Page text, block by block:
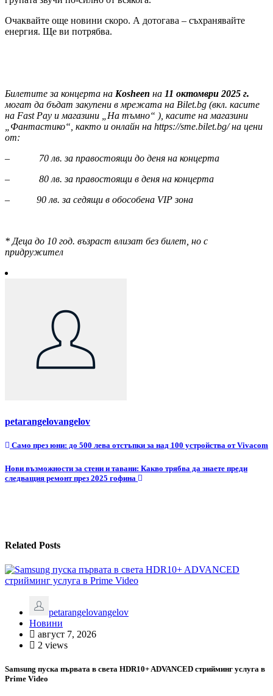
Очаквайте още новини скоро. А дотогава – съхранявайте
енергия. Ще ви потрябва.
Билетите за концерта на Kosheen на 11 октомври 2025 г.
могат да бъдат закупени в мрежата на Bilet.bg (вкл. касите
на Fast Pay и магазини „На тъмно“ ), касите на магазини
„Фантастико“, както и онлайн на https://sme.bilet.bg/ на цени
от:
– 70 лв. за правостоящи до деня на концерта
– 80 лв. за правостоящи в деня на концерта
– 90 лв.за седящи в обособена VIPзона
* Деца до 10 год. възраст влизат без билет, но с
придружител
petarangelovangelov
Навигация
Само през юни: до 500 лева отстъпки за над 100 устройства от Vivacom
Нови възможности за стени и тавани: Какво трябва да знаете преди
следващия ремонт през 2025 гофина
Related Posts
petarangelovangelov
Новини
август 7, 2026
2 views
Samsung пуска първата в света HDR10+ ADVANCED стрийминг услуга в
Prime Video